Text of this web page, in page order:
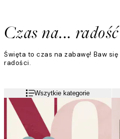
Czas na... radość
Święta to czas na zabawę! Baw
radości.
Wszytkie kategorie